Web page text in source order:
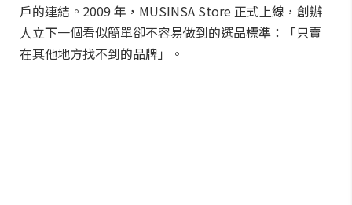
戶的連結。2009 年，MUSINSA Store 正式上線，創辦
人立下一個看似簡單卻不容易做到的選品標準：「只賣
在其他地方找不到的品牌」。